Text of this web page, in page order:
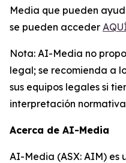
Media que pueden
se pueden acceder
Nota: AI-Media no
legal; se recomienda a
sus equipos legales si
interpretación
Acerca de AI-Media
AI-Media (ASX: AIM) es